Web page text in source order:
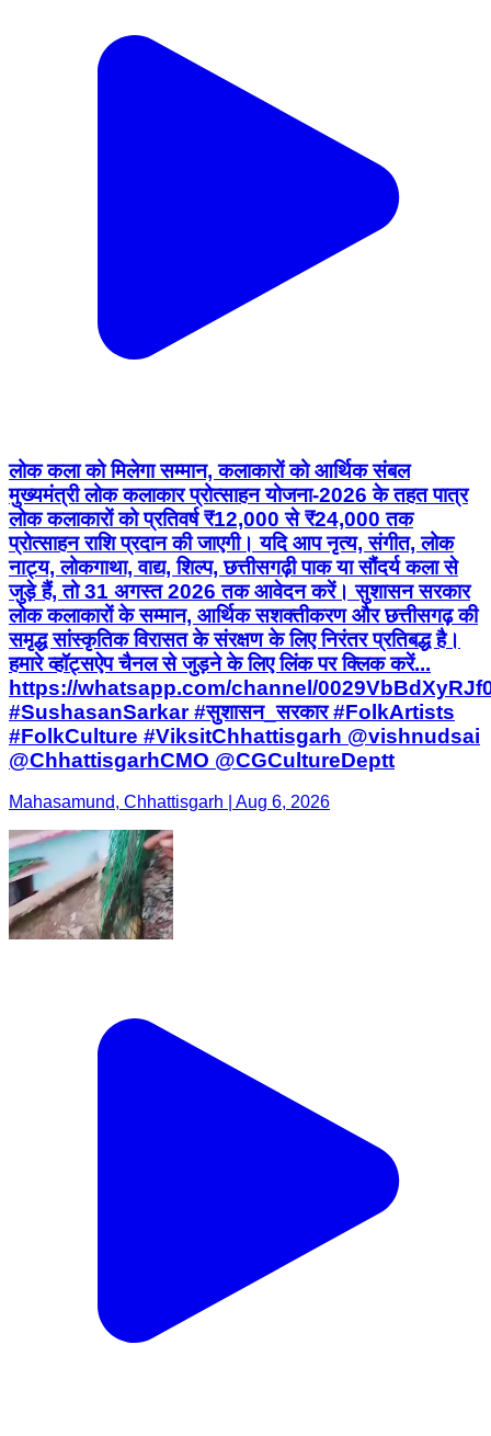
लोक कला को मिलेगा सम्मान, कलाकारों को आर्थिक संबल
मुख्यमंत्री लोक कलाकार प्रोत्साहन योजना-2026 के तहत पात्र
लोक कलाकारों को प्रतिवर्ष ₹12,000 से ₹24,000 तक
प्रोत्साहन राशि प्रदान की जाएगी। यदि आप नृत्य, संगीत, लोक
नाट्य, लोकगाथा, वाद्य, शिल्प, छत्तीसगढ़ी पाक या सौंदर्य कला से
जुड़े हैं, तो 31 अगस्त 2026 तक आवेदन करें। सुशासन सरकार
लोक कलाकारों के सम्मान, आर्थिक सशक्तीकरण और छत्तीसगढ़ की
समृद्ध सांस्कृतिक विरासत के संरक्षण के लिए निरंतर प्रतिबद्ध है।
हमारे व्हॉट्सऐप चैनल से जुड़ने के लिए लिंक पर क्लिक करें...
https://whatsapp.com/channel/
#SushasanSarkar #सुशासन_सरकार #FolkArtists
#FolkCulture #ViksitChhattisgarh @vishnudsai
@ChhattisgarhCMO @CGCultureDeptt
Mahasamund, Chhattisgarh | Aug 6, 2026